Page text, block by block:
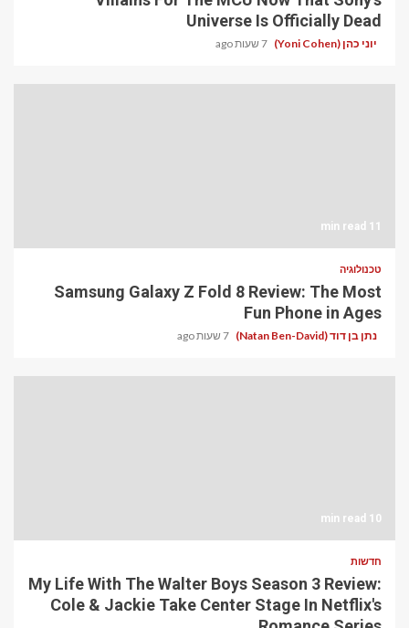
Universe Is Officially Dead
יוני כהן (Yoni Cohen) 7 שעות ago
11 min read
טכנולוגיה
Samsung Galaxy Z Fold 8 Review: The Most
Fun Phone in Ages
נתן בן דוד (Natan Ben-David) 7 שעות ago
10 min read
חדשות
My Life With The Walter Boys Season 3 Review:
Cole & Jackie Take Center Stage In Netflix's